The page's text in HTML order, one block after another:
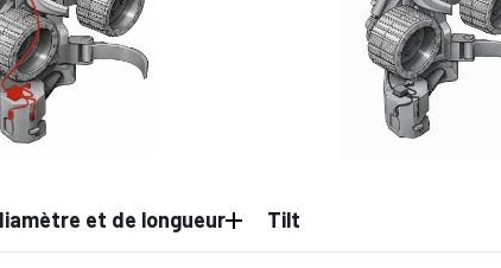
et de longueur Tilt